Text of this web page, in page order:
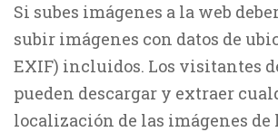
Si subes imágenes a la web
subir imágenes con datos de
EXIF) incluidos. Los visitantes
pueden descargar y extraer
localización de las imágenes de